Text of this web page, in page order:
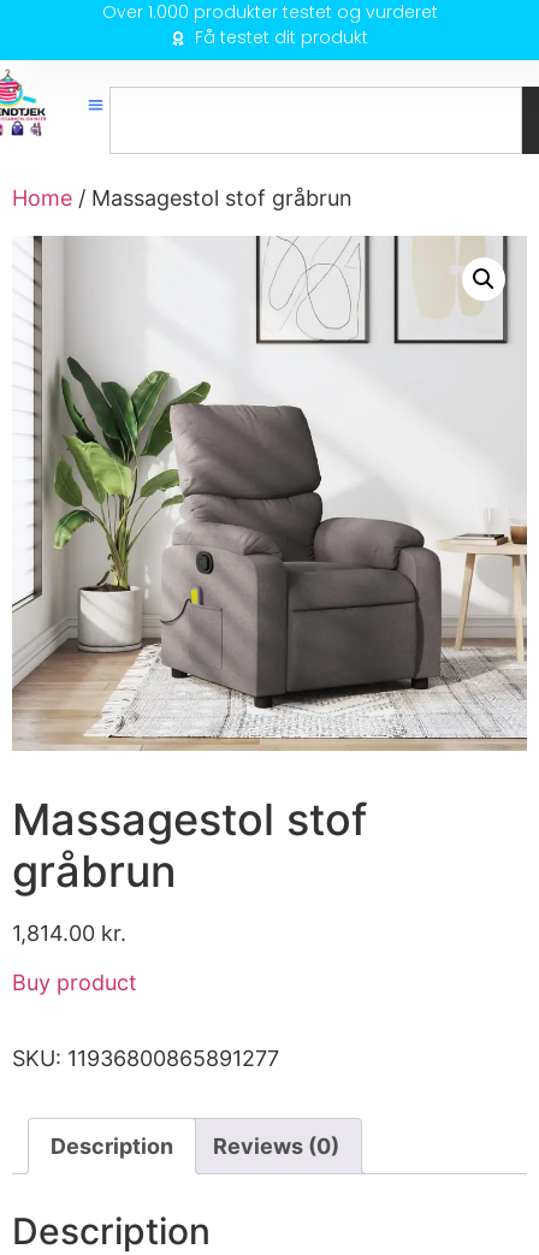
Over 1.000 produkter testet og vurderet
Få testet dit produkt
Home / Massagestol stof gråbrun
Massagestol stof
gråbrun
1,814.00 kr.
Buy product
SKU: 11936800865891277
Description Reviews (0)
Description